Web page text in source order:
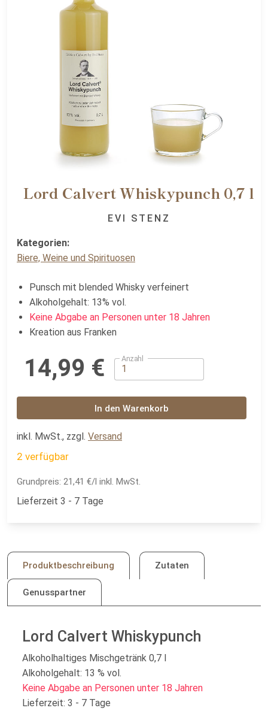
Lord Calvert Whiskypunch 0,7 l
EVI STENZ
Kategorien:
Biere, Weine und Spirituosen
Punsch mit blended Whisky verfeinert
Alkoholgehalt: 13% vol.
Keine Abgabe an Personen unter 18 Jahren
Kreation aus Franken
14,99 € Anzahl
In den Warenkorb
inkl. MwSt., zzgl. Versand
2 verfügbar
Grundpreis: 21,41 €/l inkl. MwSt.
Lieferzeit 3 - 7 Tage
Produktbeschreibung Zutaten
Genusspartner
Lord Calvert Whiskypunch
Alkoholhaltiges Mischgetränk 0,7 l
Alkoholgehalt: 13 % vol.
Keine Abgabe an Personen unter 18 Jahren
Lieferzeit: 3 - 7 Tage